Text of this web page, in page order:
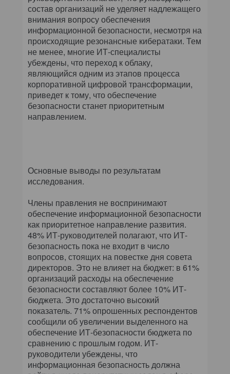
состав организаций не уделяет надлежащего
внимания вопросу обеспечения
информационной безопасности, несмотря на
происходящие резонансные кибератаки. Тем
не менее, многие ИТ-специалисты
убеждены, что переход к облаку,
являющийся одним из этапов процесса
корпоративной цифровой трансформации,
приведет к тому, что обеспечение
безопасности станет приоритетным
направлением.
Основные выводы по результатам
исследования.
Члены правления не воспринимают
обеспечение информационной безопасности
как приоритетное направление развития.
48% ИТ-руководителей полагают, что ИТ-
безопасность пока не входит в число
вопросов, стоящих на повестке дня совета
директоров. Это не влияет на бюджет: в 61%
организаций расходы на обеспечение
безопасности составляют более 10% ИТ-
бюджета. Это достаточно высокий
показатель. 71% опрошенных респондентов
сообщили об увеличении выделенного на
обеспечение ИТ-безопасности бюджета по
сравнению с прошлым годом. ИТ-
руководители убеждены, что
информационная безопасность должна